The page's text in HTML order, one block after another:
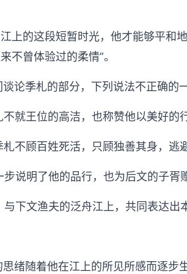
上的这段短暂时光，他才能够平和
不曾体验过的柔情”。
论季札的部分，下列说法不正确的
就王位的高洁，也称赞他以美好的
不顾百姓死活，只顾独善其身，逃
说明了他的品行，也为后文的子胥
下文渔夫的泛舟江上，共同表达出
绪随着他在江上的所见所感而逐步